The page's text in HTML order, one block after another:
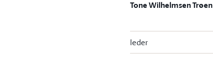
Tone Wilhelmsen Trøen
leder